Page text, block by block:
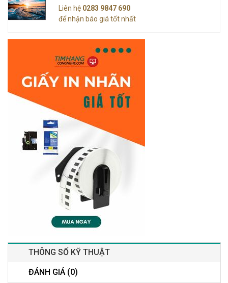
Liên hệ 0283 9847 690
để nhận báo giá tốt nhất
THÔNG SỐ KỸ THUẬT
ĐÁNH GIÁ (0)